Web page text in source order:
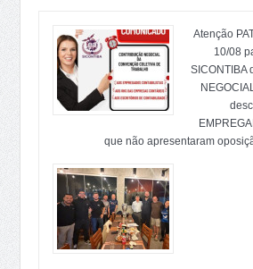
Atenção
10/08
SICONTIBA
que não apresentaram